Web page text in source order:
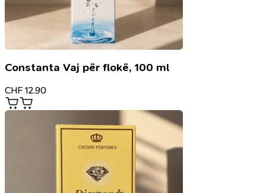
Constanta Vaj për flokë, 100 ml
CHF 12.90